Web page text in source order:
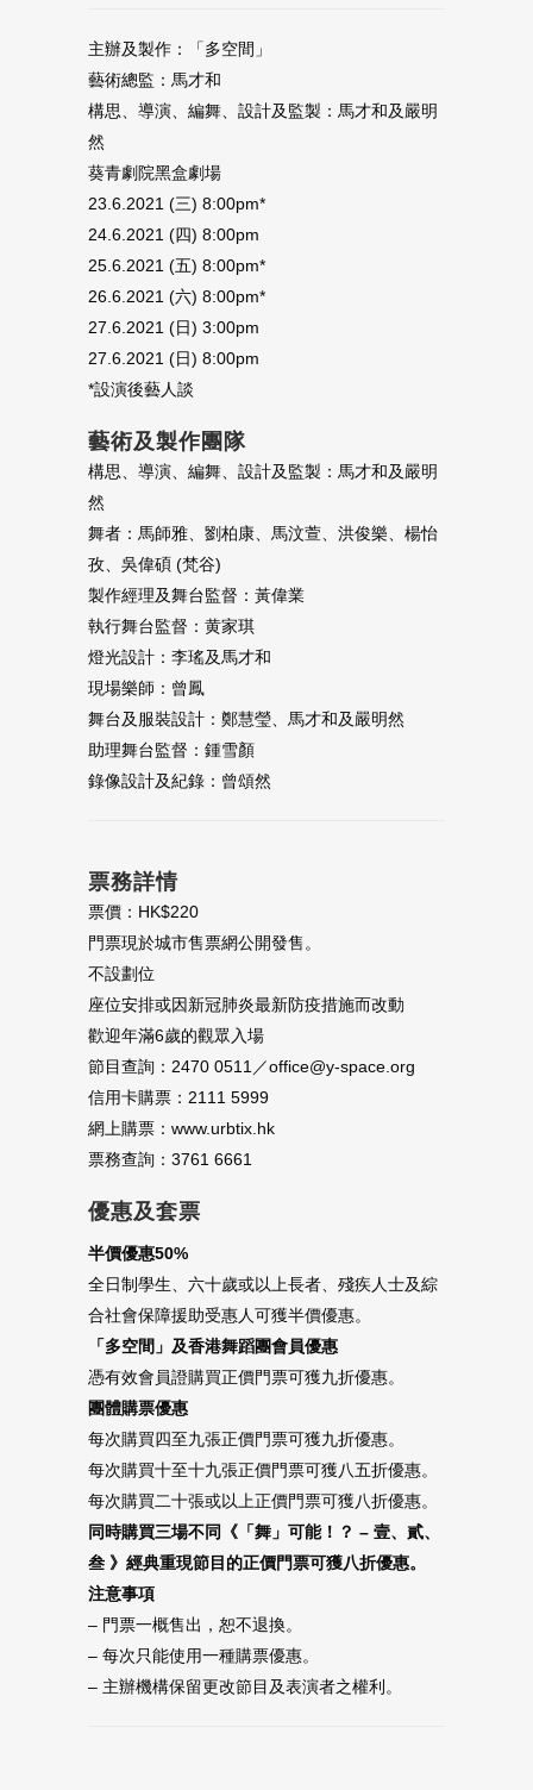
主辦及製作：「多空間」
藝術總監：馬才和
構思、導演、編舞、設計及監製：馬才和及嚴明
然
葵青劇院黑盒劇場
23.6.2021 (三) 8:00pm*
24.6.2021 (四) 8:00pm
25.6.2021 (五) 8:00pm*
26.6.2021 (六) 8:00pm*
27.6.2021 (日) 3:00pm
27.6.2021 (日) 8:00pm
*設演後藝人談
藝術及製作團隊
構思、導演、編舞、設計及監製：馬才和及嚴明
然
舞者：馬師雅、劉柏康、馬汶萱、洪俊樂、楊怡
孜、吳偉碩 (梵谷)
製作經理及舞台監督：黃偉業
執行舞台監督：黄家琪
燈光設計：李瑤及馬才和
現場樂師：曾鳳
舞台及服裝設計：鄭慧瑩、馬才和及嚴明然
助理舞台監督：鍾雪顏
錄像設計及紀錄：曾頌然
票務詳情
票價：HK$220
門票現於城市售票網公開發售。
不設劃位
座位安排或因新冠肺炎最新防疫措施而改動
歡迎年滿6歲的觀眾入場
節目查詢：2470 0511／office@y-space.org
信用卡購票：2111 5999
網上購票：www.urbtix.hk
票務查詢：3761 6661
優惠及套票
半價優惠50%
全日制學生、六十歲或以上長者、殘疾人士及綜
合社會保障援助受惠人可獲半價優惠。
「多空間」及香港舞蹈團會員優惠
憑有效會員證購買正價門票可獲九折優惠。
團體購票優惠
每次購買四至九張正價門票可獲九折優惠。
每次購買十至十九張正價門票可獲八五折優惠。
每次購買二十張或以上正價門票可獲八折優惠。
同時購買三場不同《「舞」可能！？ – 壹、貳、
叁 》經典重現節目的正價門票可獲八折優惠。
注意事項
– 門票一概售出，恕不退換。
– 每次只能使用一種購票優惠。
– 主辦機構保留更改節目及表演者之權利。